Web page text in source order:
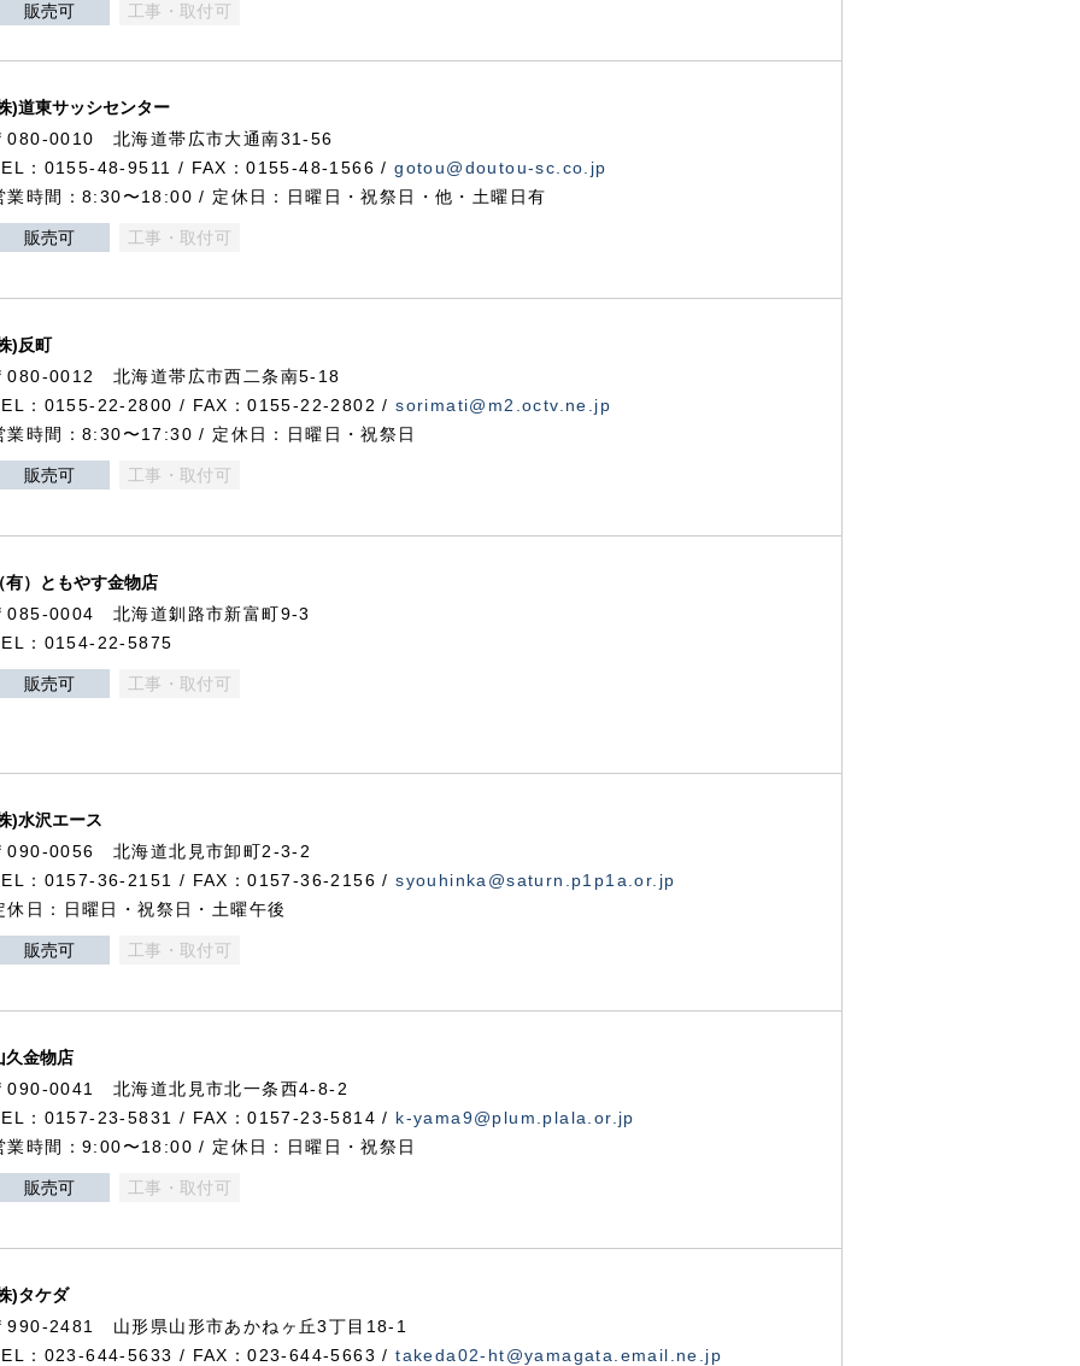
販売可 工事・取付可
)道東サッシセンター
080-0010 北海道帯広市大通南31-56
：0155-48-9511 / FAX：0155-48-1566 /gotou@doutou-sc.co.jp
業時間：8:30〜18:00 / 定休日：日曜日・祝祭日・他・土曜日有
販売可 工事・取付可
)反町
080-0012 北海道帯広市西二条南5-18
：0155-22-2800 / FAX：0155-22-2802 /sorimati@m2.octv.ne.jp
業時間：8:30〜17:30 / 定休日：日曜日・祝祭日
販売可 工事・取付可
有）ともやす金物店
085-0004 北海道釧路市新富町9-3
：0154-22-5875
販売可 工事・取付可
)水沢エース
090-0056 北海道北見市卸町2-3-2
：0157-36-2151 / FAX：0157-36-2156 /syouhinka@saturn.p1p1a.or.jp
休日：日曜日・祝祭日・土曜午後
販売可 工事・取付可
久金物店
090-0041 北海道北見市北一条西4-8-2
：0157-23-5831 / FAX：0157-23-5814 / k-yama9@plum.plala.or.jp
業時間：9:00〜18:00 / 定休日：日曜日・祝祭日
販売可 工事・取付可
)タケダ
990-2481 山形県山形市あかねヶ丘3丁目18-1
：023-644-5633 / FAX：023-644-5663 /takeda02-ht@yamagata.email.ne.jp